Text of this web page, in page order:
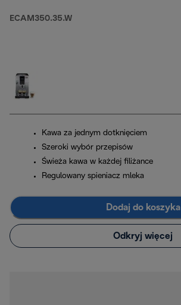
ECAM350.35.W
Kawa za jednym dotknięciem
Szeroki wybór przepisów
Świeża kawa w każdej filiżance
Regulowany spieniacz mleka
Dodaj do koszyka
Odkryj więcej